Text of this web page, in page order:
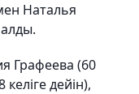
Наталья
Графеева (60
дейін),